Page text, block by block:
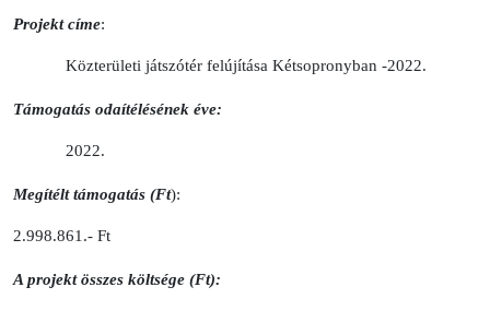
Projekt címe:
Közterületi játszótér felújítása Kétsopronyban -2022.
Támogatás odaítélésének éve:
2022.
Megítélt támogatás (Ft):
2.998.861.- Ft
A projekt összes költsége (Ft):